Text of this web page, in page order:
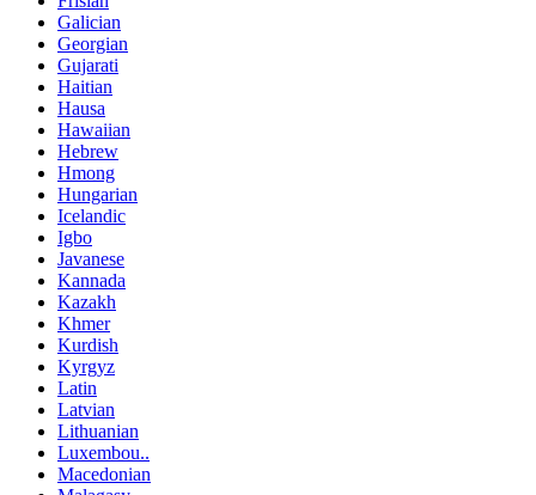
Galician
Georgian
Gujarati
Haitian
Hausa
Hawaiian
Hebrew
Hmong
Hungarian
Icelandic
Igbo
Javanese
Kannada
Kazakh
Khmer
Kurdish
Kyrgyz
Latin
Latvian
Lithuanian
Luxembou..
Macedonian